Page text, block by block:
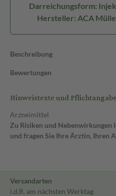
Darreichungsform:
Hersteller: ACA
Beschreibung
Bewertungen
Hinweistexte und
Arzneimittel
Zu Risiken und Nebenwirkungen
und fragen Sie Ihre Ärztin, Ihren
Versandarten
i.d.R. am nächsten Werktag